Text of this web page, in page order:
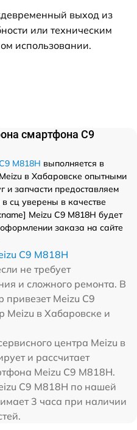
выход из
или техническим
использовании.
смартфона C9
M818H выполняется в
в Хабаровске опытными
и запчасти предоставляем
сц уверены в качестве
Meizu C9 M818H будет
заказа на сайте
C9 M818H
не требует
и сложного ремонта. В
привезет Meizu C9
Meizu в Хабаровске и
центра Meizu в
и рассчитает
Meizu C9 M818H.
C9 M818H по нашей
3 часа при наличии